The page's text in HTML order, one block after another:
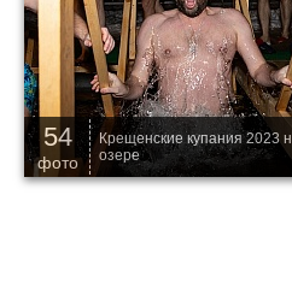
54
фото
Крещенские купания 2023
озере